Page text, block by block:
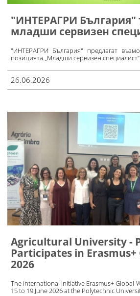
"ИНТЕРАГРИ България"
младши сервизен
"ИНТЕРАГРИ България" предлагат
позицията „Младши сервизен специалист“.
26.06.2026
Agricultural University -
Participates in Erasmus+
2026
The international initiative Erasmus+ Global
15 to 19 June 2026 at the Polytechnic